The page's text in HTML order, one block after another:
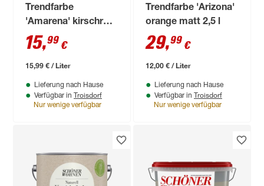
Trendfarbe
'Amarena' kirschrot
matt 1 l
15,99 €
15,99 € / Liter
Lieferung nach Hause
Verfügbar in Troisdorf
Nur wenige verfügbar
Trendfarbe 'Arizona'
orange matt 2,5 l
29,99 €
12,00 € / Liter
Lieferung nach Hause
Verfügbar in Troisdorf
Nur wenige verfügbar